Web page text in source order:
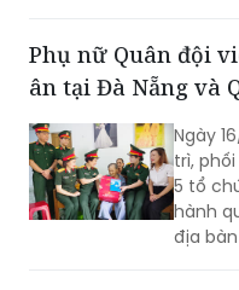
Phụ nữ Quân đội
ân tại Đà Nẵng và
Ngày
trì,
5 tổ
hành
địa